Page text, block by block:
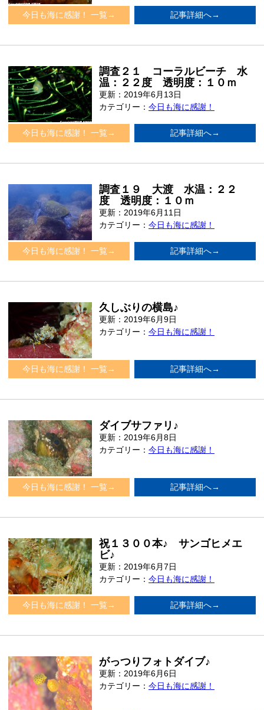
今日も海に感謝！ 一覧→ 記事詳細へ→
調査２１ コーラルビーチ 水
温：２２度 透明度：１０ｍ
更新：2019年6月13日
カテゴリー： 今日も海に感謝！
今日も海に感謝！ 一覧→ 記事詳細へ→
調査１９ 大渡 水温：２２
度 透明度：１０ｍ
更新：2019年6月11日
カテゴリー： 今日も海に感謝！
今日も海に感謝！ 一覧→ 記事詳細へ→
久しぶりの横島♪
更新：2019年6月9日
カテゴリー： 今日も海に感謝！
今日も海に感謝！ 一覧→ 記事詳細へ→
ダイブサファリ♪
更新：2019年6月8日
カテゴリー： 今日も海に感謝！
今日も海に感謝！ 一覧→ 記事詳細へ→
祝１３００本♪ サンゴヒメエ
ビ♪
更新：2019年6月7日
カテゴリー： 今日も海に感謝！
今日も海に感謝！ 一覧→ 記事詳細へ→
がっつりフォトダイブ♪
更新：2019年6月6日
カテゴリー： 今日も海に感謝！